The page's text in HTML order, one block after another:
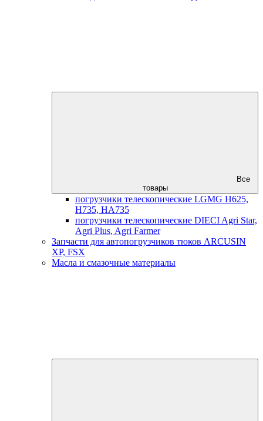
Все
товары
погрузчики телескопические LGMG H625,
H735, HA735
погрузчики телескопические DIECI Agri Star,
Agri Plus, Agri Farmer
Запчасти для автопогрузчиков тюков ARCUSIN
XP, FSX
Масла и смазочные материалы